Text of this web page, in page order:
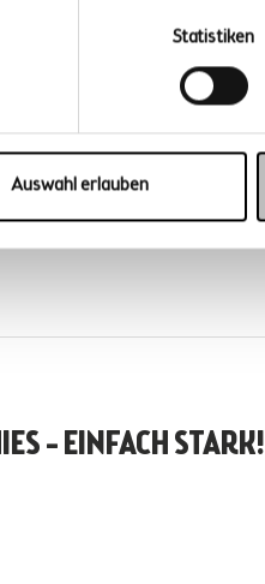
Statistiken
Auswahl erlauben
– EINFACH STARK!